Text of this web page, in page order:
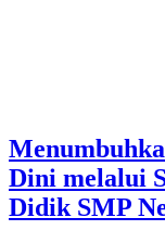
Dini melalui
Didik SMP